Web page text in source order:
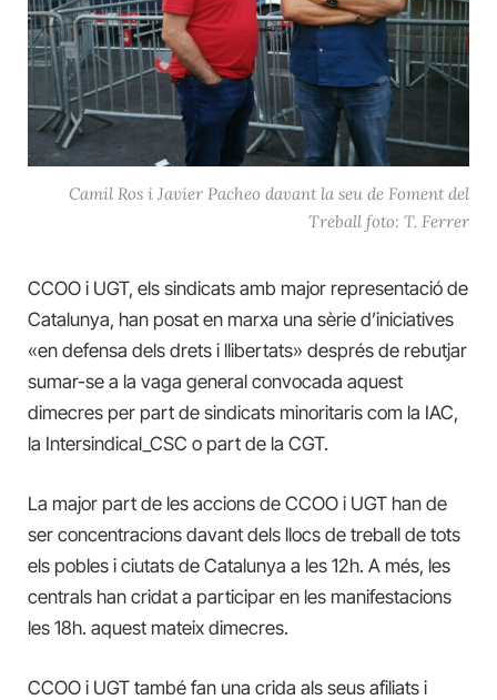
Camil Ros i Javier Pacheo davant la seu de Foment del
Treball foto: T. Ferrer
CCOO i UGT, els sindicats amb major representació de
Catalunya, han posat en marxa una sèrie d’iniciatives
«en defensa dels drets i llibertats» després de rebutjar
sumar-se a la vaga general convocada aquest
dimecres per part de sindicats minoritaris com la IAC,
la Intersindical_CSC o part de la CGT.
La major part de les accions de CCOO i UGT han de
ser concentracions davant dels llocs de treball de tots
els pobles i ciutats de Catalunya a les 12h. A més, les
centrals han cridat a participar en les manifestacions
les 18h. aquest mateix dimecres.
CCOO i UGT també fan una crida als seus afiliats i